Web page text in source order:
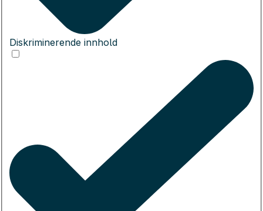
Diskriminerende innhold